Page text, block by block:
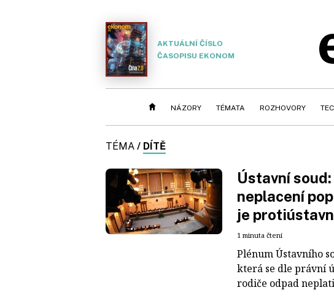
AKTUÁLNÍ ČÍSLO
ČASOPISU EKONOM
NÁZORY TÉMATA ROZHOVORY
TÉMA / DÍTĚ
Ústavní
neplacení
je
1 minuta čtení
Plénum Ústavního
která se dle právní
rodiče odpad